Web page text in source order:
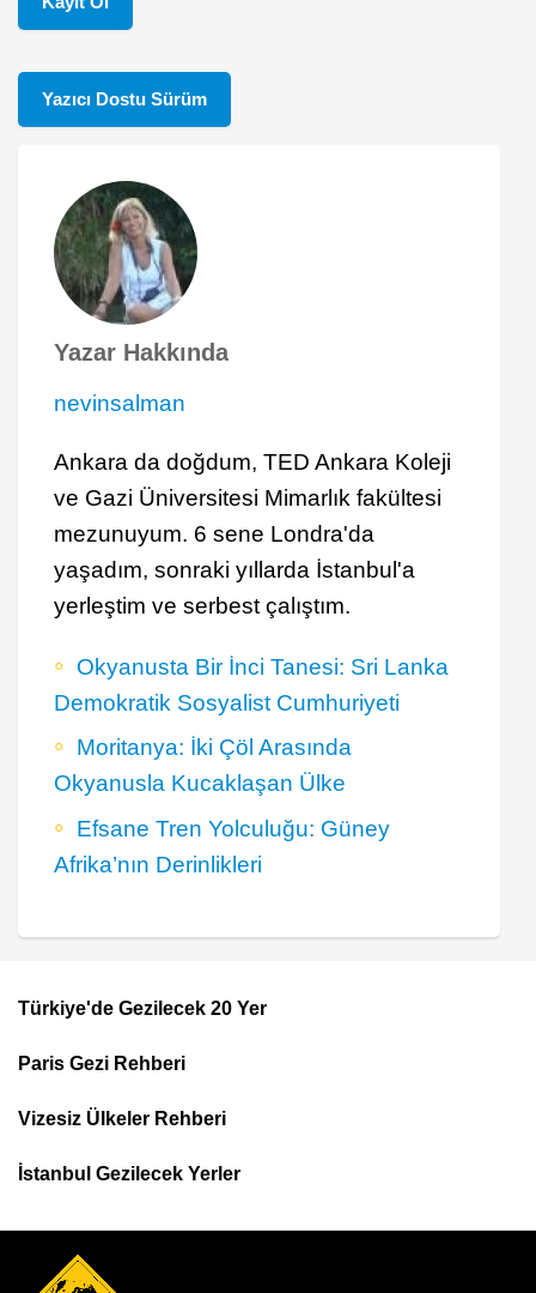
Yazıcı Dostu Sürüm
Yazar Hakkında
nevinsalman
Ankara da doğdum, TED Ankara Koleji
ve Gazi Üniversitesi Mimarlık fakültesi
mezunuyum. 6 sene Londra'da
yaşadım, sonraki yıllarda İstanbul'a
yerleştim ve serbest çalıştım.
Okyanusta Bir İnci Tanesi: Sri Lanka
Demokratik Sosyalist Cumhuriyeti
Moritanya: İki Çöl Arasında
Okyanusla Kucaklaşan Ülke
Efsane Tren Yolculuğu: Güney
Afrika’nın Derinlikleri
Top
Menu
Türkiye'de Gezilecek 20 Yer
Paris Gezi Rehberi
Vizesiz Ülkeler Rehberi
İstanbul Gezilecek Yerler